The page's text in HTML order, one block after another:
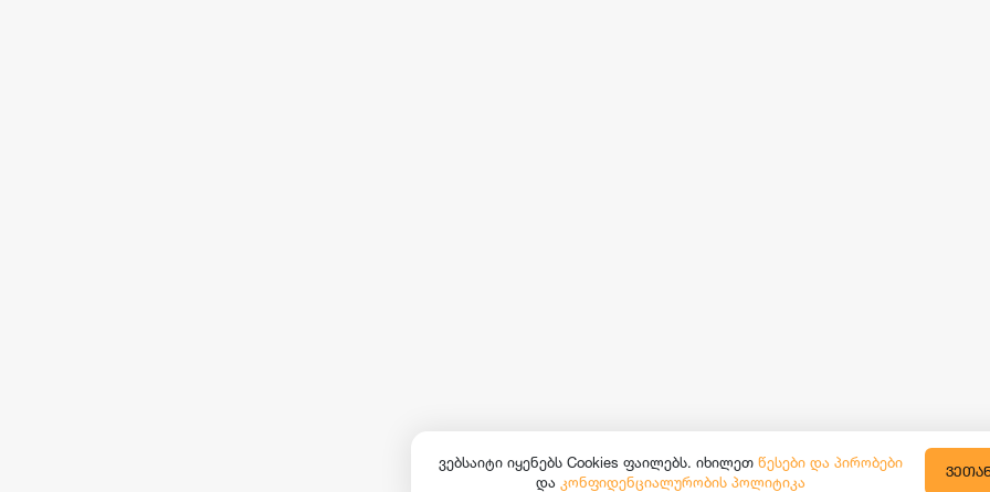
ვებსაიტი იყენებს Cookies ფაილებს. იხილეთ წესები და პირობები
და კონფიდენციალურობის პოლიტიკა